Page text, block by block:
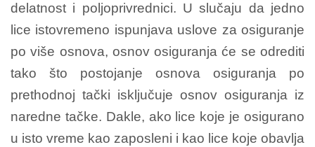
delatnost i poljoprivrednici. U slučaju da jedno
lice istovremeno ispunjava uslove za osiguranje
po više osnova, osnov osiguranja će se odrediti
tako što postojanje osnova osiguranja po
prethodnoj tački isključuje osnov osiguranja iz
naredne tačke. Dakle, ako lice koje je osigurano
u isto vreme kao zaposleni i kao lice koje obavlja